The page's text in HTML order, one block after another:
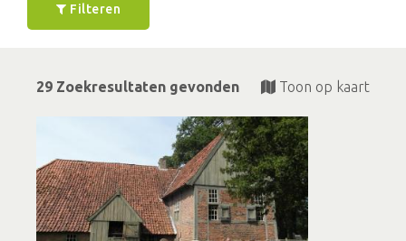
Filteren
29 Zoekresultaten gevonden Toon op kaart